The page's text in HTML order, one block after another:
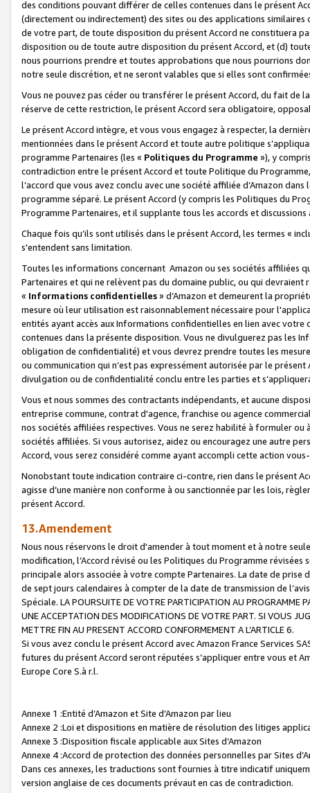
des conditions pouvant différer de celles contenues dans le présent
(directement ou indirectement) des sites ou des applications
de votre part, de toute disposition du présent Accord ne constituera
disposition ou de toute autre disposition du présent Accord, et (d)
nous pourrions prendre et toutes approbations que nous pourrions
notre seule discrétion, et ne seront valables que si elles sont
Vous ne pouvez pas céder ou transférer le présent Accord, du fait de
réserve de cette restriction, le présent Accord sera obligatoire,
Le présent Accord intègre, et vous vous engagez à respecter, la
mentionnées dans le présent Accord et toute autre politique
programme Partenaires (les « Politiques du Programme »), y
contradiction entre le présent Accord et toute Politique du
l’accord que vous avez conclu avec une société affiliée d’Amazon
programme séparé. Le présent Accord (y compris les Politiques du
Programme Partenaires, et il supplante tous les accords et discussions
Chaque fois qu’ils sont utilisés dans le présent Accord, les termes «
s'entendent sans limitation.
Toutes les informations concernant Amazon ou ses sociétés affiliées
Partenaires et qui ne relèvent pas du domaine public, ou qui
« Informations confidentielles» d’Amazon et demeurent la
mesure où leur utilisation est raisonnablement nécessaire pour
entités ayant accès aux Informations confidentielles en lien avec
contenues dans la présente disposition. Vous ne divulguerez pas les
obligation de confidentialité) et vous devrez prendre toutes les
ou communication qui n’est pas expressément autorisée par le
divulgation ou de confidentialité conclu entre les parties et
Vous et nous sommes des contractants indépendants, et aucune
entreprise commune, contrat d'agence, franchise ou agence
nos sociétés affiliées respectives. Vous ne serez habilité à formuler
sociétés affiliées. Si vous autorisez, aidez ou encouragez une autre
Accord, vous serez considéré comme ayant accompli cette action
Nonobstant toute indication contraire ci-contre, rien dans le présent
agisse d’une manière non conforme à ou sanctionnée par les lois,
présent Accord.
13.Amendement
Nous nous réservons le droit d'amender à tout moment et à notre
modification, l’Accord révisé ou les Politiques du Programme
principale alors associée à votre compte Partenaires. La date de
de sept jours calendaires à compter de la date de transmission de
Spéciale. LA POURSUITE DE VOTRE PARTICIPATION AU PROGRAMME
UNE ACCEPTATION DES MODIFICATIONS DE VOTRE PART. SI VOUS
METTRE FIN AU PRESENT ACCORD CONFORMEMENT A L’ARTICLE 6.
Si vous avez conclu le présent Accord avec Amazon France Services
futures du présent Accord seront réputées s’appliquer entre vous et
Europe Core S.à r.l.
Annexe 1 :Entité d’Amazon et Site d’Amazon par lieu
Annexe 2 :Loi et dispositions en matière de résolution des litiges
Annexe 3 :Disposition fiscale applicable aux Sites d’Amazon
Annexe 4 :Accord de protection des données personnelles par Sites
Dans ces annexes, les traductions sont fournies à titre indicatif
version anglaise de ces documents prévaut en cas de contradiction.